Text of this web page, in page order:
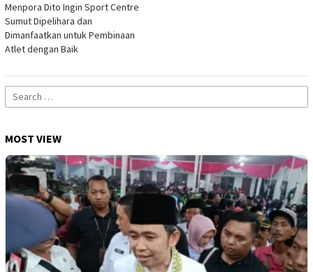
Menpora Dito Ingin Sport Centre
Sumut Dipelihara dan
Dimanfaatkan untuk Pembinaan
Atlet dengan Baik
Search
for:
MOST VIEW